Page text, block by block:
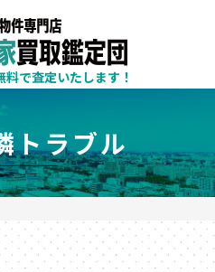
で査定いたします！
トラブル